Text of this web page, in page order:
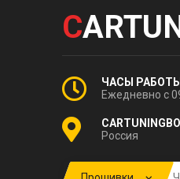
C
ЧАСЫ РАБОТЫ
Ежедневно с
Россия